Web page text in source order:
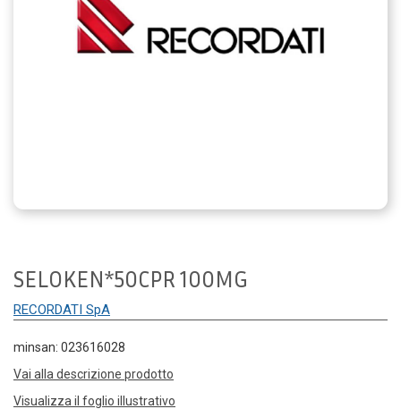
SELOKEN*50CPR 100MG
RECORDATI SpA
minsan: 023616028
Vai alla descrizione prodotto
Visualizza il foglio illustrativo